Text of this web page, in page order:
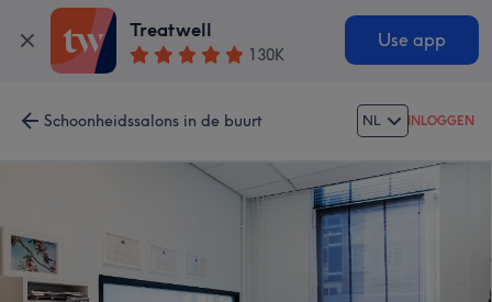
Treatwell
130K
Use app
Schoonheidssalons in de buurt NL INLOGGEN